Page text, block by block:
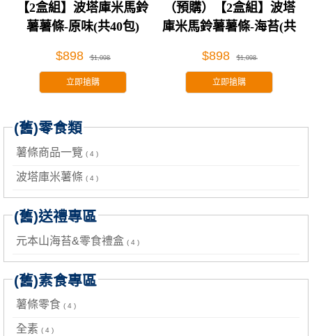
【2盒組】波塔庫米馬鈴
薯薯條-原味(共40包)
$898 $1,098
立即搶購
（預購）【2盒組】波塔
庫米馬鈴薯薯條-海苔(共
$898 $1,098
立即搶購
(舊)零食類
薯條商品一覽 ( 4 )
波塔庫米薯條 ( 4 )
(舊)送禮專區
元本山海苔&零食禮盒 ( 4 )
(舊)素食專區
薯條零食 ( 4 )
全素 ( 4 )